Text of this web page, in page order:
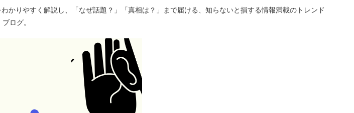
かりやすく解説し、「なぜ話題？」「真相は？」まで届ける、知らないと損する情報満載のトレンド
ブログ。